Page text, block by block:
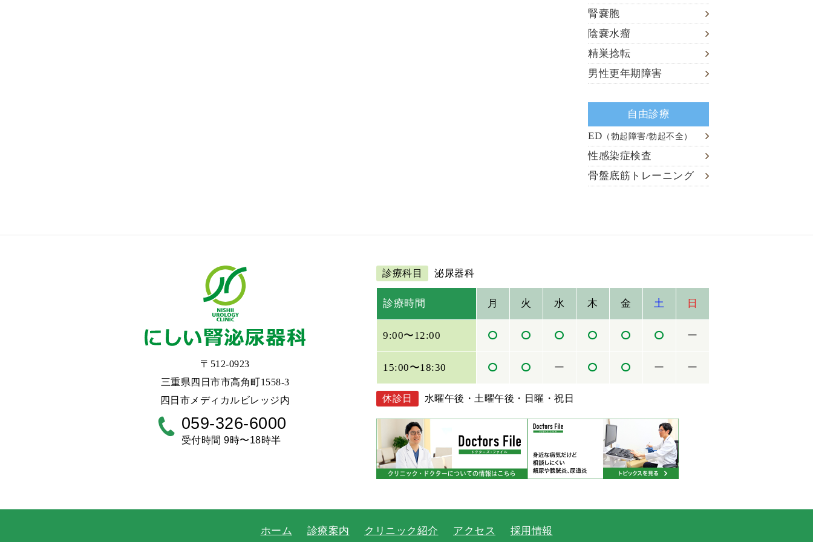
腎嚢胞
陰嚢水瘤
精巣捻転
男性更年期障害
自由診療
ED （勃起障害/勃起不全）
性感染症検査
骨盤底筋トレーニング
〒512-0923
三重県四日市市高角町1558-3
四日市メディカルビレッジ内
059-326-6000
受付時間 9時〜18時半
診療科目 泌尿器科
診療時間 月 火 水 木 金 土 日
9:00〜12:00 ー
15:00〜18:30 ー ー ー
休診日 水曜午後・土曜午後・日曜・祝日
ホーム 診療案内 クリニック紹介 アクセス 採用情報